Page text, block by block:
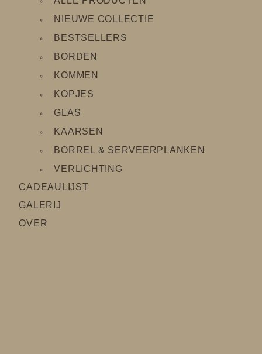
NIEUWE COLLECTIE
BESTSELLERS
BORDEN
KOMMEN
KOPJES
GLAS
KAARSEN
BORREL & SERVEERPLANKEN
VERLICHTING
CADEAULIJST
GALERIJ
OVER